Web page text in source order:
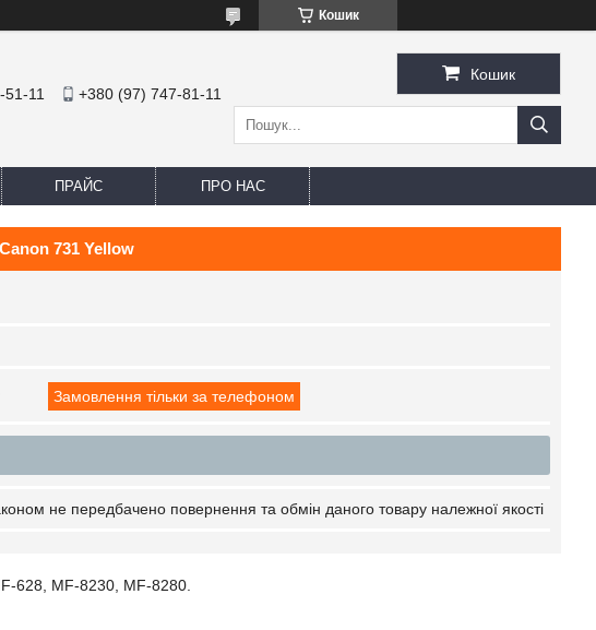
Кошик
51-11 +380 (97) 747-81-11
Кошик
ПРАЙС ПРО НАС
731 Yellow
Замовлення тільки за телефоном
не передбачено повернення та обмін даного товару належної якості
628, MF-8230, MF-8280.